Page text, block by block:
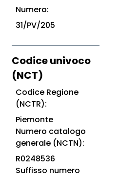
Numero:
31/PV/205
Codice univoco
(NCT)
Codice Regione
(NCTR):
Piemonte
Numero catalogo
generale (NCTN):
R0248536
Suffisso numero